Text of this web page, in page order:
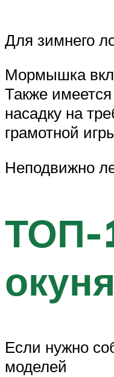
Для зимнего
Мормышка
Также
насадку на
грамотной
Неподвижно
ТОП-
Если нужно
моделей